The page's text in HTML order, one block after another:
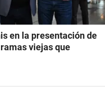
en la presentación de
viejas que